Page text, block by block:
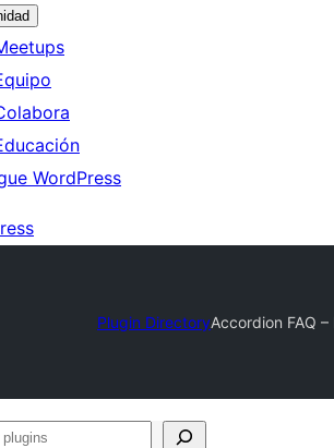
WordPress
Plugin DirectoryAccordion FAQ